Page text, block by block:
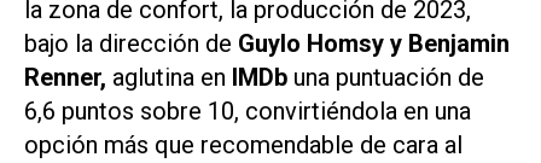
la zona de confort, la producción de 2023,
bajo la dirección de Guylo Homsy y Benjamin
Renner, aglutina en IMDb una puntuación de
6,6 puntos sobre 10, convirtiéndola en una
opción más que recomendable de cara al